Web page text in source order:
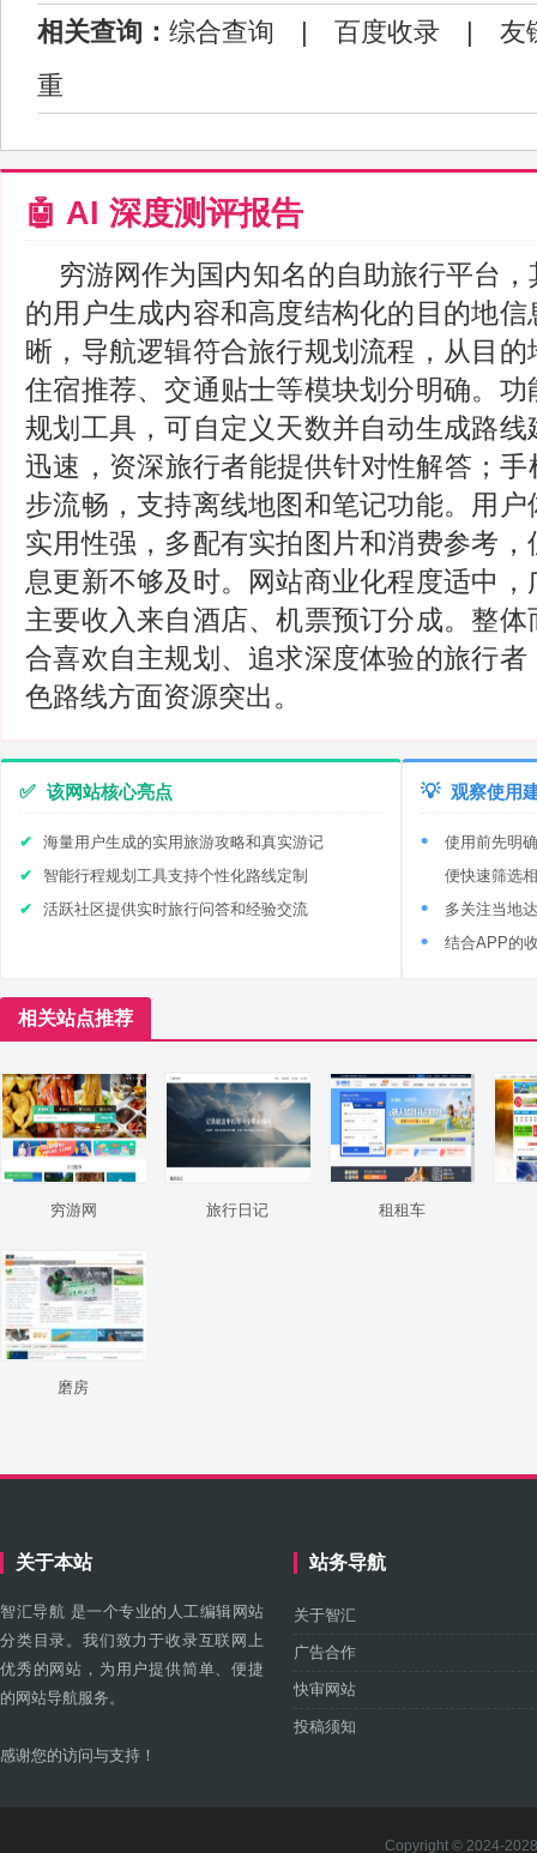
相关查询： 综合查询 | 百度收录 | 友
重
🤖 AI 深度测评报告
穷游网作为国内知名的自助旅行平台
的用户生成内容和高度结构化的目的地
晰，导航逻辑符合旅行规划流程，从目
住宿推荐、交通贴士等模块划分明确。
规划工具，可自定义天数并自动生成路
迅速，资深旅行者能提供针对性解答；
步流畅，支持离线地图和笔记功能。用
实用性强，多配有实拍图片和消费参考
息更新不够及时。网站商业化程度适中
主要收入来自酒店、机票预订分成。整
合喜欢自主规划、追求深度体验的旅行
色路线方面资源突出。
✅ 该网站核心亮点
海量用户生成的实用旅游攻略和真实游记
智能行程规划工具支持个性化路线定制
活跃社区提供实时旅行问答和经验交流
💡 观察使用
使用前先明
便快速筛选
多关注当地
结合APP的
相关站点推荐
穷游网 旅行日记 租租车
磨房
关于本站
智汇导航 是一个专业的人工编辑网站
分类目录。我们致力于收录互联网上
优秀的网站，为用户提供简单、便捷
的网站导航服务。
感谢您的访问与支持！
站务导航
关于智汇
广告合作
快审网站
投稿须知
Copyright © 2024-